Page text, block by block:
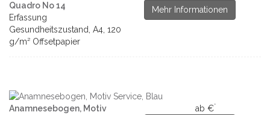
Quadro No 14
Erfassung
Gesundheitszustand, A4, 120
g/m² Offsetpapier
Mehr Informationen
Anamnesebogen, Motiv
ab €*